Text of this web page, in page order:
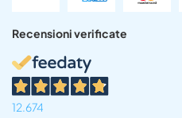
Recensioni verificate
12.674